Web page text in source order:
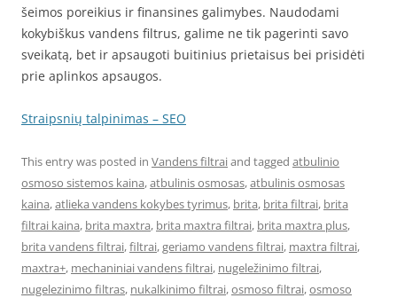
šeimos poreikius ir finansines galimybes. Naudodami
kokybiškus vandens filtrus, galime ne tik pagerinti savo
sveikatą, bet ir apsaugoti buitinius prietaisus bei prisidėti
prie aplinkos apsaugos.
Straipsnių talpinimas – SEO
This entry was posted in Vandens filtraiand tagged atbulinio
osmoso sistemos kaina,atbulinis osmosas,atbulinis osmosas
kaina,atlieka vandens kokybes tyrimus, brita, brita filtrai, brita
filtrai kaina, brita maxtra, brita maxtra filtrai, brita maxtra plus,
brita vandens filtrai,filtrai,geriamo vandens filtrai, maxtra filtrai,
maxtra+, mechaniniai vandens filtrai, nugeležinimo filtrai,
nugelezinimo filtras, nukalkinimo filtrai,osmoso filtrai,osmoso